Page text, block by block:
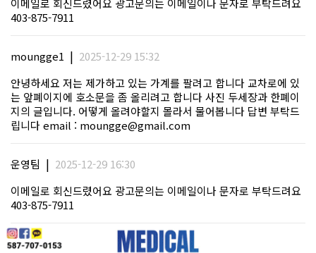
이메일로 회신드렸어요 광고문의는 이메일이나 문자로 부탁드려요
403-875-7911
moungge1 | 2025-12-29 15:32
안녕하세요 저는 제가하고 있는 가계를 팔려고 합니다 교차로에 있
는 앞폐이지에 호소문을 좀 올리려고 합니다 사진 두세장과 한폐이
지의 글입니다. 어떻게 올려야할지 몰라서 물어봅니다 답변 부탁드
립니다 email : moungge@gmail.com
운영팀 | 2025-12-29 16:30
이메일로 회신드렸어요 광고문의는 이메일이나 문자로 부탁드려요
403-875-7911